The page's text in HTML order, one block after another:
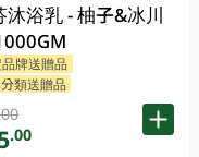
沐浴乳 - 柚子&冰川
牌送贈品
類送贈品
.00